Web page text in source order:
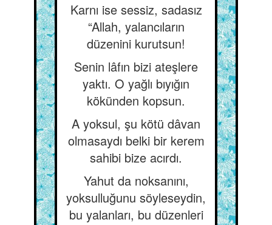
Karnı ise sessiz, sadasız
“Allah, yalancıların
düzenini kurutsun!
Senin lâfın bizi ateşlere
yaktı. O yağlı bıyığın
kökünden kopsun.
A yoksul, şu kötü dâvan
olmasaydı belki bir kerem
sahibi bize acırdı.
Yahut da noksanını,
yoksulluğunu söyleseydin,
bu yalanları, bu düzenleri